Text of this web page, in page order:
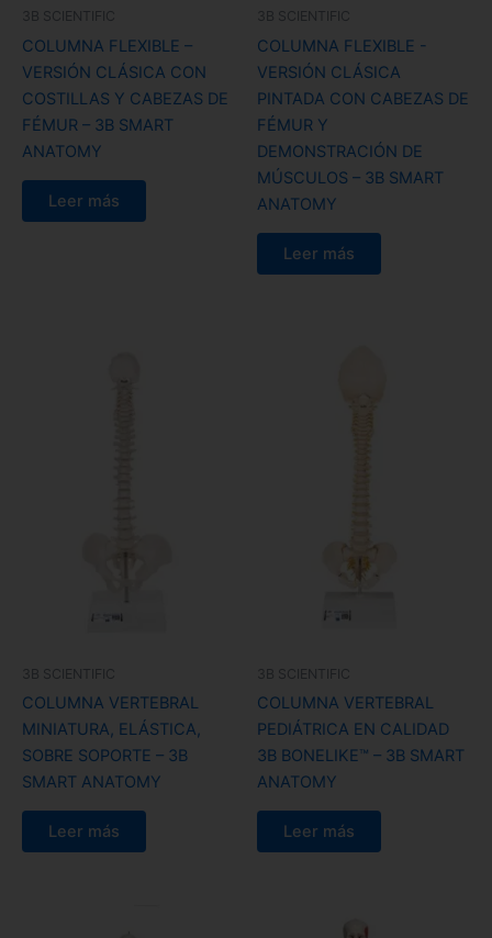
3B SCIENTIFIC
COLUMNA FLEXIBLE –
VERSIÓN CLÁSICA CON
COSTILLAS Y CABEZAS DE
FÉMUR – 3B SMART
ANATOMY
Leer más
3B SCIENTIFIC
COLUMNA FLEXIBLE -
VERSIÓN CLÁSICA
PINTADA CON CABEZAS DE
FÉMUR Y
DEMONSTRACIÓN DE
MÚSCULOS – 3B SMART
ANATOMY
Leer más
3B SCIENTIFIC
COLUMNA VERTEBRAL
MINIATURA, ELÁSTICA,
SOBRE SOPORTE – 3B
SMART ANATOMY
Leer más
3B SCIENTIFIC
COLUMNA VERTEBRAL
PEDIÁTRICA EN CALIDAD
3B BONELIKE™ – 3B SMART
ANATOMY
Leer más